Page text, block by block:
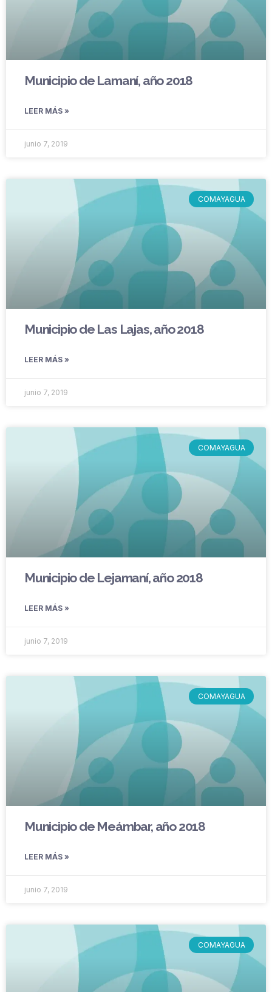
Municipio de Lamaní, año 2018
LEER MÁS »
junio 7, 2019
COMAYAGUA
Municipio de Las Lajas, año 2018
LEER MÁS »
junio 7, 2019
COMAYAGUA
Municipio de Lejamaní, año 2018
LEER MÁS »
junio 7, 2019
COMAYAGUA
Municipio de Meámbar, año 2018
LEER MÁS »
junio 7, 2019
COMAYAGUA